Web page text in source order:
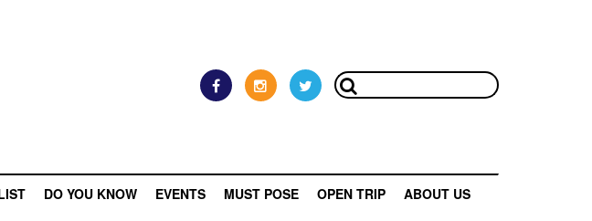
DO YOU KNOW EVENTS MUST POSE OPEN TRIP ABOUT US